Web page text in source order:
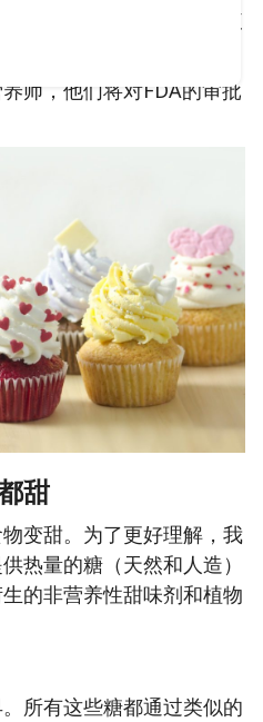
质的专家认为在预期的使
于食品添加剂批准程序。
师，他们将对FDA的审批
甜
变甜。为了更好理解，我
热量的糖（天然和人造）
的非营养性甜味剂和植物
所有这些糖都通过类似的